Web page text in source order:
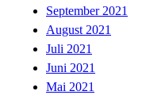
September 2021
August 2021
Juli 2021
Juni 2021
Mai 2021